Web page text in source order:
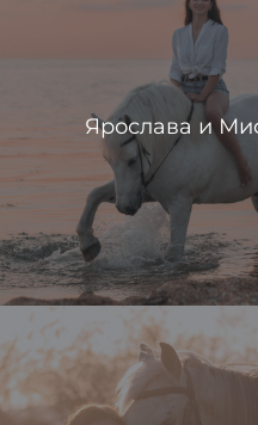
Ярослава и